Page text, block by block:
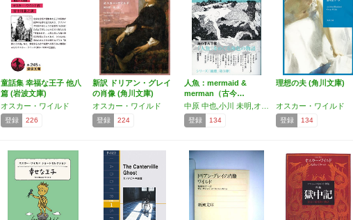
童話集 幸福な王子 他八
篇 (岩波文庫)
オスカー・ワイルド
登録 226
新訳 ドリアン・グレイ
の肖像 (角川文庫)
オスカー・ワイルド
登録 224
人魚：mermaid &
merman（古今…
登録 134
理想の夫 (角川文庫)
オスカー・ワイルド
登録 134